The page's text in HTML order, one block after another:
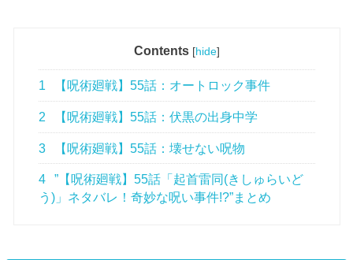
Contents [hide]
1 【呪術廻戦】55話：オートロック事件
2 【呪術廻戦】55話：伏黒の出身中学
3 【呪術廻戦】55話：壊せない呪物
4
”【呪術廻戦】55話「起首雷同(きしゅらいど
う)」ネタバレ！奇妙な呪い事件!?”まとめ